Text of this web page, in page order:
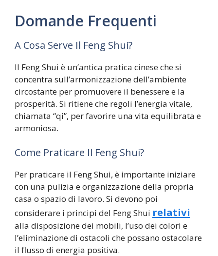
Domande Frequenti
A Cosa Serve Il Feng Shui?
Il Feng Shui è un’antica pratica cinese che si
concentra sull’armonizzazione dell’ambiente
circostante per promuovere il benessere e la
prosperità. Si ritiene che regoli l’energia vitale,
chiamata “qi”, per favorire una vita equilibrata e
armoniosa.
Come Praticare Il Feng Shui?
Per praticare il Feng Shui, è importante iniziare
con una pulizia e organizzazione della propria
casa o spazio di lavoro. Si devono poi
considerare i principi del Feng Shui relativi
alla disposizione dei mobili, l’uso dei colori e
l’eliminazione di ostacoli che possano ostacolare
il flusso di energia positiva.